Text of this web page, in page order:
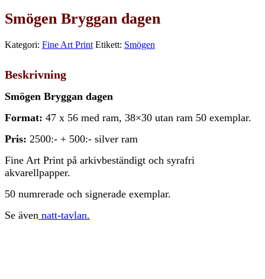
Smögen Bryggan dagen
Kategori: Fine Art Print Etikett: Smögen
Beskrivning
Smögen Bryggan dagen
Format: 47 x 56 med ram, 38×30 utan ram 50 exemplar.
Pris: 2500:- + 500:- silver ram
Fine Art Print på arkivbeständigt och syrafri
akvarellpapper.
50 numrerade och signerade exemplar.
Se även natt-tavlan.